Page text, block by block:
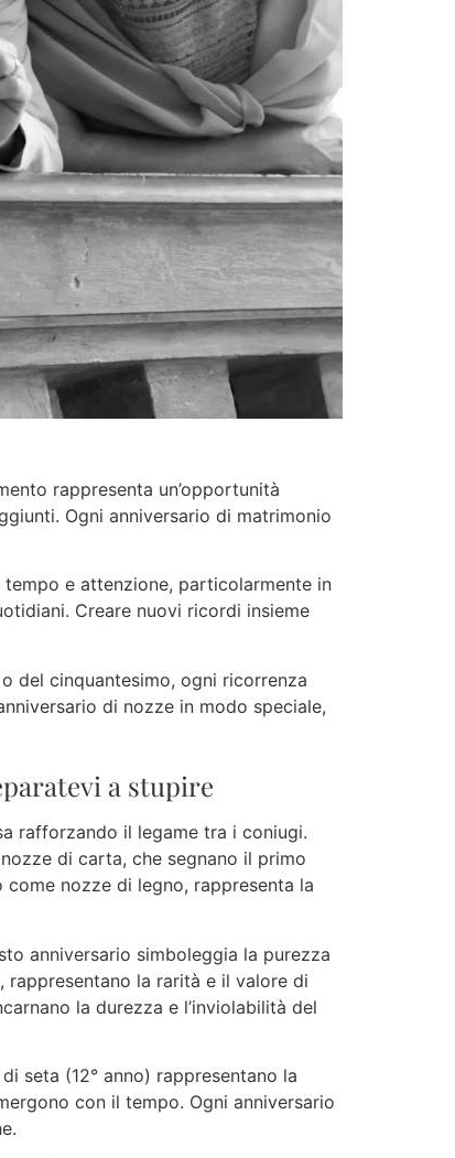
rappresenta un’opportunità
Ogni anniversario di matrimonio
e attenzione, particolarmente in
Creare nuovi ricordi insieme
del cinquantesimo, ogni ricorrenza
di nozze in modo speciale,
a stupire
rafforzando il legame tra i coniugi.
di carta, che segnano il primo
nozze di legno, rappresenta la
anniversario simboleggia la purezza
rappresentano la rarità e il valore di
la durezza e l’inviolabilità del
seta (12° anno) rappresentano la
con il tempo. Ogni anniversario